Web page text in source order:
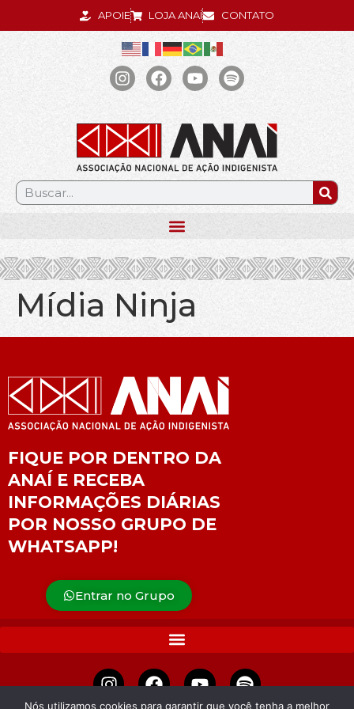
APOIE LOJA ANAÍ CONTATO
.
Mídia Ninja
FIQUE POR DENTRO DA
ANAÍ E RECEBA
INFORMAÇÕES DIÁRIAS
POR NOSSO GRUPO DE
WHATSAPP!
Entrar no Grupo
Nós utilizamos cookies para garantir que você tenha a melhor